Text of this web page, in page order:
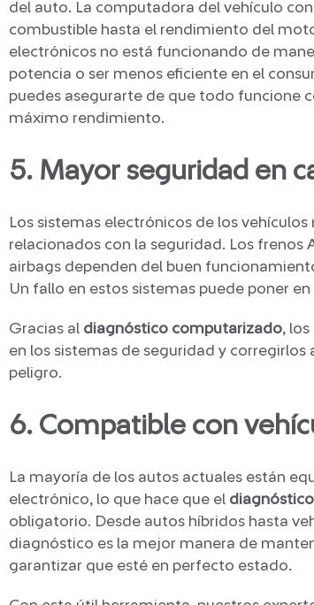
del auto. La computadora del vehículo
combustible hasta el rendimiento del
electrónicos no está funcionando de
potencia o ser menos eficiente en el
puedes asegurarte de que todo funcione
máximo rendimiento.
5. Mayor seguridad en
Los sistemas electrónicos de los
relacionados con la seguridad. Los frenos
airbags dependen del buen
Un fallo en estos sistemas puede poner
Gracias al diagnóstico computarizado,
en los sistemas de seguridad y corregirlos
peligro.
6. Compatible con
La mayoría de los autos actuales están
electrónico, lo que hace que el
obligatorio. Desde autos híbridos hasta
diagnóstico es la mejor manera de
garantizar que esté en perfecto estado.